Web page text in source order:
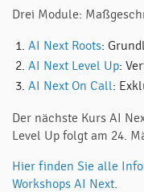
Drei Module:
AI Next Roots:
AI Next Level Up:
AI Next On Call:
Der nächste Kurs AI
Level Up folgt am 24.
Hier finden Sie alle
Workshops AI Next.